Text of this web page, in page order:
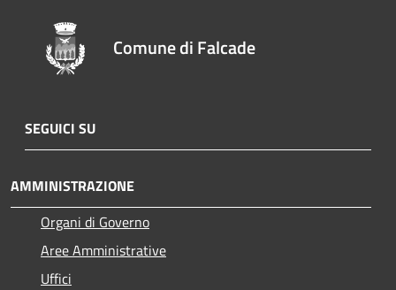
Comune di Falcade
SEGUICI SU
AMMINISTRAZIONE
Organi di Governo
Aree Amministrative
Uffici